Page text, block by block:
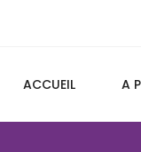
ACCUEIL A